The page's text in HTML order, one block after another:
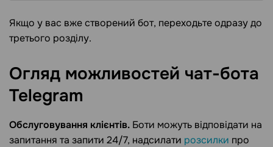
Якщо у вас вже створений бот, переходьте одразу до
третього розділу.
Огляд можливостей чат-бота
Telegram
Обслуговування клієнтів. Боти можуть відповідати на
запитання та запити 24/7, надсилати розсилки про